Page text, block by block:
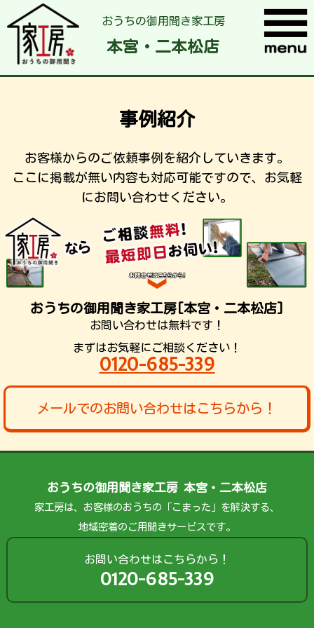
おうちの御用聞き家工房
本宮・二本松店
事例紹介
お客様からのご依頼事例を紹介していきます。
ここに掲載が無い内容も対応可能ですので、お気軽
にお問い合わせください。
おうちの御用聞き家工房[本宮・二本松店]
お問い合わせは無料です！
まずはお気軽にご相談ください！
0120-685-339
メールでのお問い合わせはこちらから！
おうちの御用聞き家工房 本宮・二本松店
家工房は、お客様のおうちの「こまった」を解決する、
地域密着のご用聞きサービスです。
お問い合わせはこちらから！
0120-685-339